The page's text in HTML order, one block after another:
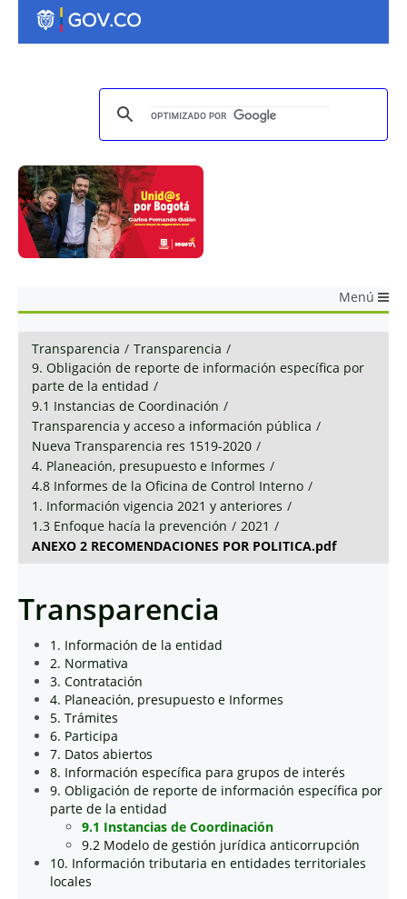
Menú
Transparencia / Transparencia /
9. Obligación de reporte de información específica por
parte de la entidad /
9.1 Instancias de Coordinación /
Transparencia y acceso a información pública /
Nueva Transparencia res 1519-2020 /
4. Planeación, presupuesto e Informes /
4.8 Informes de la Oficina de Control Interno /
1. Información vigencia 2021 y anteriores /
1.3 Enfoque hacía la prevención / 2021 /
ANEXO 2 RECOMENDACIONES POR POLITICA.pdf
Transparencia
1. Información de la entidad
2. Normativa
3. Contratación
4. Planeación, presupuesto e Informes
5. Trámites
6. Participa
7. Datos abiertos
8. Información específica para grupos de interés
9. Obligación de reporte de información específica por
parte de la entidad
9.1 Instancias de Coordinación
9.2 Modelo de gestión jurídica anticorrupción
10. Información tributaria en entidades territoriales
locales